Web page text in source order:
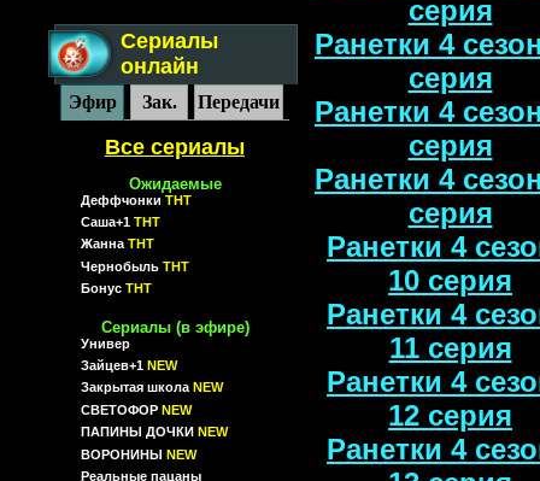
Сериалы
онлайн
Эфир Зак. Передачи
Все сериалы
Ожидаемые
Деффчонки ТНТ
Саша+1 ТНТ
Жанна ТНТ
Чернобыль ТНТ
Бонус ТНТ
Сериалы (в эфире)
Универ
Зайцев+1 NEW
Закрытая школа NEW
СВЕТОФОР NEW
ПАПИНЫ ДОЧКИ NEW
ВОРОНИНЫ NEW
Реальные пацаны
серия
Ранетки 4
серия
Ранетки 4
серия
Ранетки 4
серия
Ранетки 4
10 серия
Ранетки 4
11 серия
Ранетки 4
12 серия
Ранетки 4